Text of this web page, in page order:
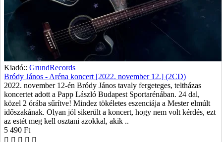
Kiadó:: GrundRecords
Bródy János - Aréna koncert [2022. november 12.] (2CD)
2022. november 12-én Bródy János tavaly fergeteges, teltházas
koncertet adott a Papp László Budapest Sportarénában. 24 dal,
közel 2 órába sűrítve! Mindez tökéletes eszenciája a Mester elmúlt
időszakának. Olyan jól sikerült a koncert, hogy nem volt kérdés, ezt
az estét meg kell osztani azokkal, akik ..
5 490 Ft